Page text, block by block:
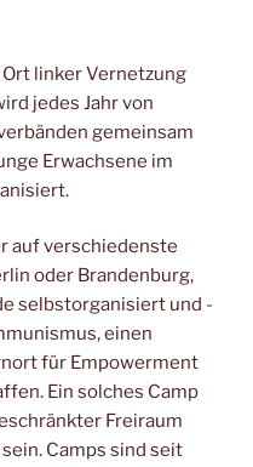
linker Vernetzung
jedes Jahr von
gemeinsam
Erwachsene im
auf verschiedenste
oder Brandenburg,
selbstorganisiert und -
einen
für Empowerment
Ein solches Camp
Freiraum
Camps sind seit